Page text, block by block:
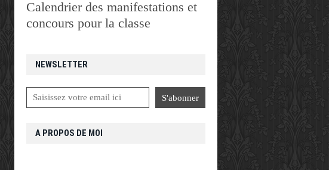
NEWSLETTER
Calendrier des manifestations et
concours pour la classe
A PROPOS DE MOI